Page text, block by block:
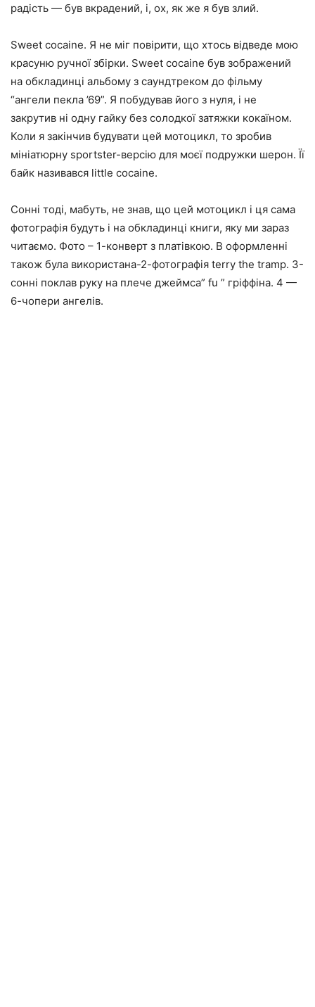
радість — був вкрадений, і, ох, як же я був злий.
Sweet cocaine. Я не міг повірити, що хтось відведе мою
красуню ручної збірки. Sweet cocaine був зображений
на обкладинці альбому з саундтреком до фільму
“ангели пекла ’69”. Я побудував його з нуля, і не
закрутив ні одну гайку без солодкої затяжки кокаїном.
Коли я закінчив будувати цей мотоцикл, то зробив
мініатюрну sportster-версію для моєї подружки шерон. Її
байк називався little cocaine.
Сонні тоді, мабуть, не знав, що цей мотоцикл і ця сама
фотографія будуть і на обкладинці книги, яку ми зараз
читаємо. Фото – 1-конверт з платівкою. В оформленні
також була використана-2-фотографія terry the tramp. 3-
сонні поклав руку на плече джеймса” fu ” гріффіна. 4 —
6-чопери ангелів.